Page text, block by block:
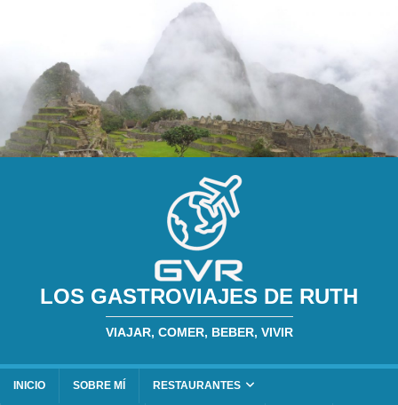
LOS GASTROVIAJES DE RUTH
VIAJAR, COMER, BEBER, VIVIR
INICIO SOBRE MÍ RESTAURANTES